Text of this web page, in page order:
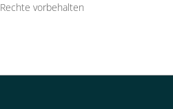
vorbehalten